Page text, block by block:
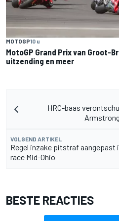
MOTOGP10 u
MotoGP Grand Prix van Groot-
uitzending en meer
HRC-baas
VOLGEND ARTIKEL
Regel inzake pitstraf aangepast
race Mid-Ohio
BESTE REACTIES